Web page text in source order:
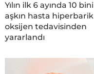
Yılın ilk 6 ayında 10 bini
aşkın hasta hiperbarik
oksijen tedavisinden
yararlandı